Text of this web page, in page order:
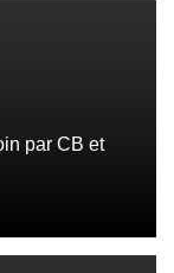
par CB et